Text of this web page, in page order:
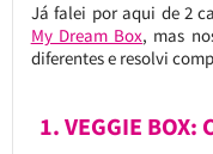
Já falei por aqui de 2
My Dream Box, mas
diferentes e resolvi
1. VEGGIE BOX: